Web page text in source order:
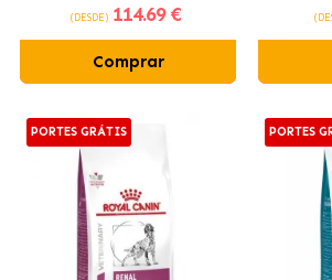
grandes
(DESDE) 114.69 €
Comprar
PORTES GRÁTIS PORTES